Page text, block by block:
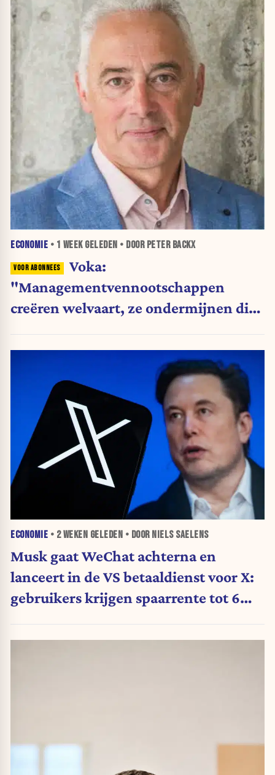
ECONOMIE • 1 WEEKGELEDEN • DOOR PETER BACKX
Voka:
"Managementvennootschappen
creëren welvaart, ze ondermijnen die
ECONOMIE • 2 WEKEN GELEDEN • DOOR NIELS SAELENS
Musk gaat WeChat achterna en
lanceert in de VS betaaldienst voor X:
gebruikers krijgen spaarrente tot 6